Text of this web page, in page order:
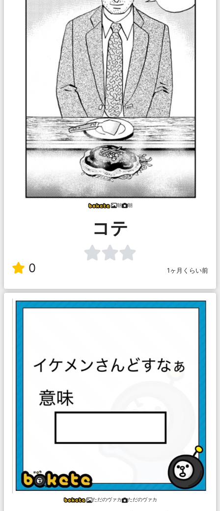
朝 朝
コテ
0 1ヶ月くらい前
ただのヴァカ ただのヴァカ